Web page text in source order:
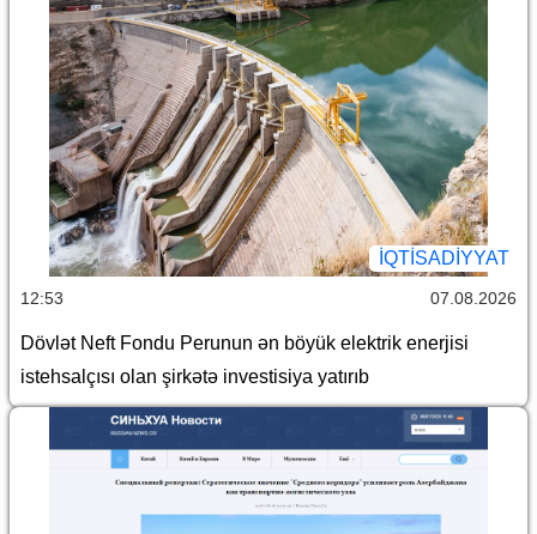
İQTİSADİYYAT
12:53 07.08.2026
Dövlət Neft Fondu Perunun ən böyük elektrik enerjisi
istehsalçısı olan şirkətə investisiya yatırıb